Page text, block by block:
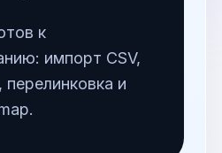
к
импорт CSV,
и